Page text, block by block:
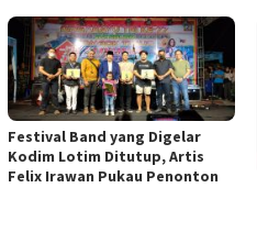
Festival Band yang Digelar
Kodim Lotim Ditutup, Artis
Felix Irawan Pukau Penonton